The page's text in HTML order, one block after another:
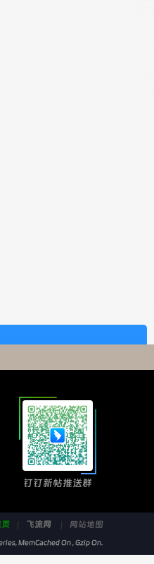
钉钉新帖推送群
飞流网 网站地图
MemCached On , Gzip On.